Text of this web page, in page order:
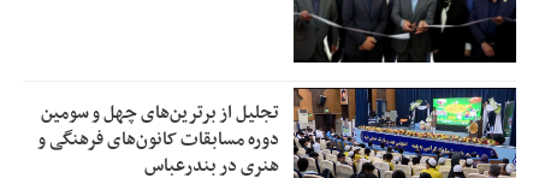
تجلیل از بر‌ترین‌های چهل و سومین
دوره مسابقات کانون‌های فرهنگی و
هنری در بندرعباس